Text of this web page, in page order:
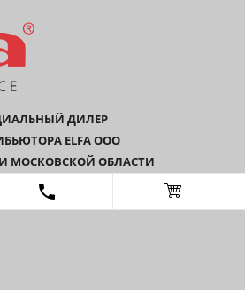
ДИЛЕР
ELFA ООО
МОСКОВСКОЙ ОБЛАСТИ